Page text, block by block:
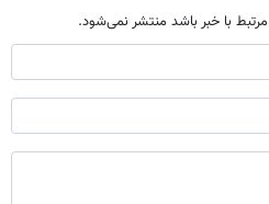
مرتبط با خبر باشد منتشر نمی‌شود.